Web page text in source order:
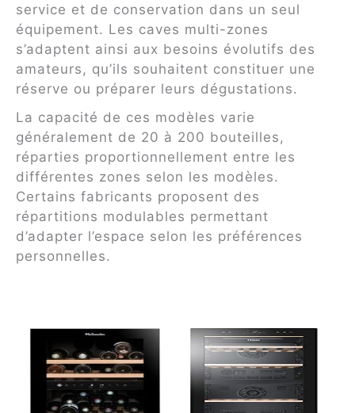
service et de conservation dans un seul
équipement. Les caves multi-zones
s’adaptent ainsi aux besoins évolutifs des
amateurs, qu’ils souhaitent constituer une
réserve ou préparer leurs dégustations.
La capacité de ces modèles varie
généralement de 20 à 200 bouteilles,
réparties proportionnellement entre les
différentes zones selon les modèles.
Certains fabricants proposent des
répartitions modulables permettant
d’adapter l’espace selon les préférences
personnelles.